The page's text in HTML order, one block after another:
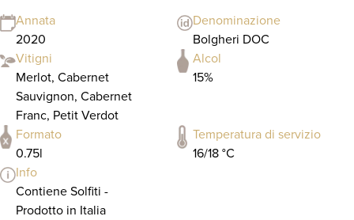
Annata
2020
Denominazione
Bolgheri DOC
Vitigni
Merlot, Cabernet
Sauvignon, Cabernet
Franc, Petit Verdot
Alcol
15%
Formato
0.75l
Temperatura di servizio
16/18 °C
Info
Contiene Solfiti -
Prodotto in Italia